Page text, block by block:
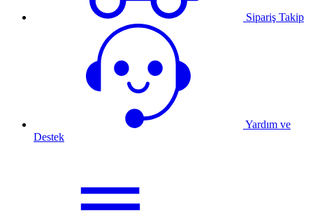
Sipariş Takip
Yardım ve
Destek